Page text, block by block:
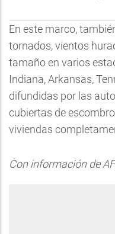
En este marco,
tornados, vientos
tamaño en varios
Indiana, Arkansas,
difundidas por las
cubiertas de
viviendas
Con información de